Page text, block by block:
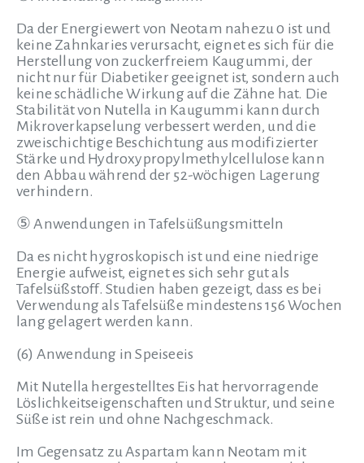
Da der Energiewert von Neotam nahezu 0 ist und
keine Zahnkaries verursacht, eignet es sich für die
Herstellung von zuckerfreiem Kaugummi, der
nicht nur für Diabetiker geeignet ist, sondern auch
keine schädliche Wirkung auf die Zähne hat. Die
Stabilität von Nutella in Kaugummi kann durch
Mikroverkapselung verbessert werden, und die
zweischichtige Beschichtung aus modifizierter
Stärke und Hydroxypropylmethylcellulose kann
den Abbau während der 52-wöchigen Lagerung
verhindern.
⑤ Anwendungen in Tafelsüßungsmitteln
Da es nicht hygroskopisch ist und eine niedrige
Energie aufweist, eignet es sich sehr gut als
Tafelsüßstoff. Studien haben gezeigt, dass es bei
Verwendung als Tafelsüße mindestens 156 Wochen
lang gelagert werden kann.
(6) Anwendung in Speiseeis
Mit Nutella hergestelltes Eis hat hervorragende
Löslichkeitseigenschaften und Struktur, und seine
Süße ist rein und ohne Nachgeschmack.
Im Gegensatz zu Aspartam kann Neotam mit